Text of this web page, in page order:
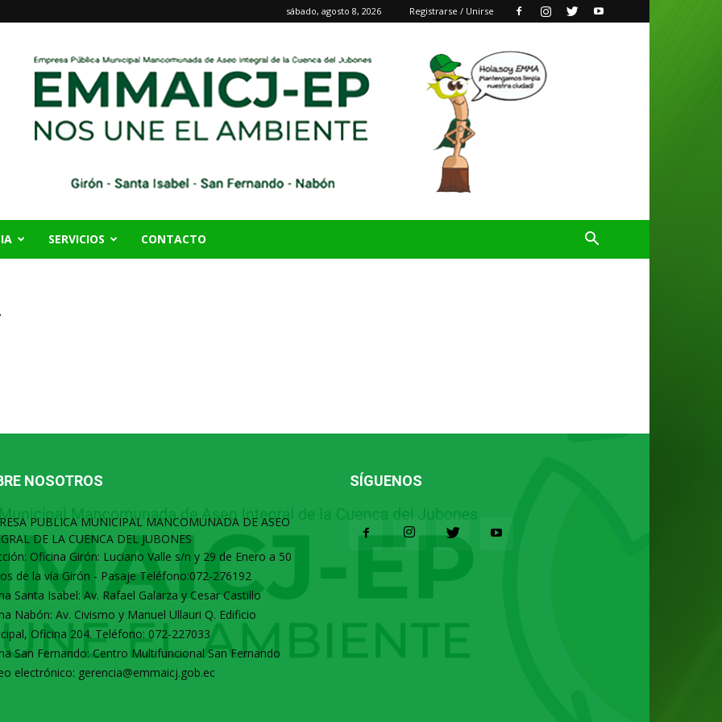
sábado, agosto 8, 2026 Registrarse / Unirse
SERVICIOS CONTACTO
NOSOTROS
PUBLICA MUNICIPAL MANCOMUNADA DE ASEO
DE LA CUENCA DEL JUBONES
Oficina Girón: Luciano Valle s/n y 29 de Enero a 50
de la vía Girón - Pasaje Teléfono:072-276192
Santa Isabel: Av. Rafael Galarza y Cesar Castillo
Nabón: Av. Civismo y Manuel Ullauri Q. Edificio
Oficina 204. Teléfono: 072-227033
San Fernando: Centro Multifuncional San Fernando
electrónico: gerencia@emmaicj.gob.ec
SÍGUENOS